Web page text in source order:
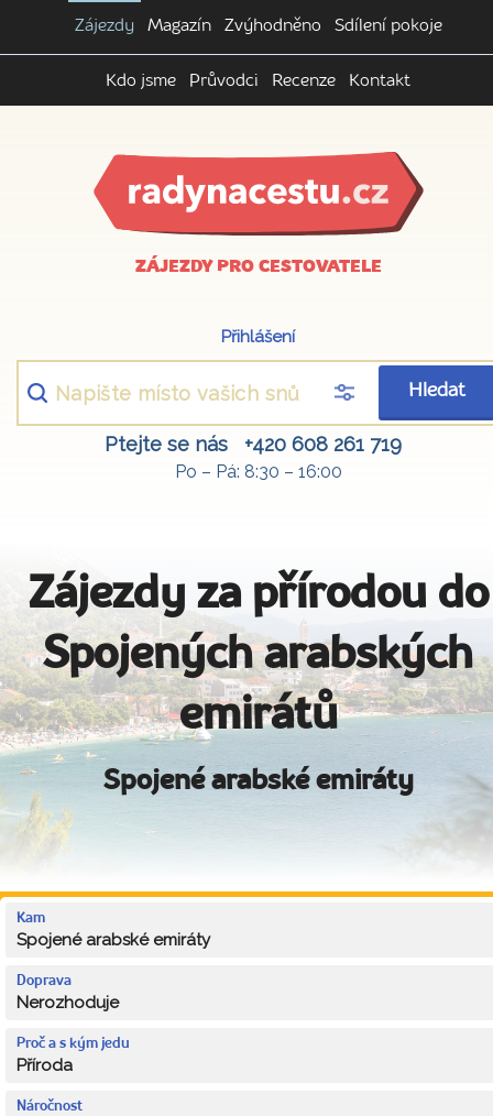
Zájezdy Magazín Zvýhodněno Sdílení pokoje
Kdo jsme Průvodci Recenze Kontakt
ZÁJEZDY PRO CESTOVATELE
Přihlášení
Hledat
Ptejte se nás +420 608 261 719
Po – Pá: 8:30 – 16:00
Zájezdy za přírodou do
Spojených arabských
emirátů
Spojené arabské emiráty
Kam
Spojené arabské emiráty
Doprava
Nerozhoduje
Proč a s kým jedu
Příroda
Náročnost